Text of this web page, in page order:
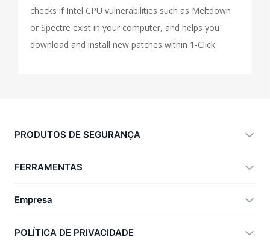
checks if Intel CPU vulnerabilities such as Meltdown
or Spectre exist in your computer, and helps you
download and install new patches within 1-Click.
PRODUTOS DE SEGURANÇA
Anti-Ransomware Tool
FERRAMENTAS
RecoverlyX
Empresa
Ajuda
POLÍTICA DE PRIVACIDADE